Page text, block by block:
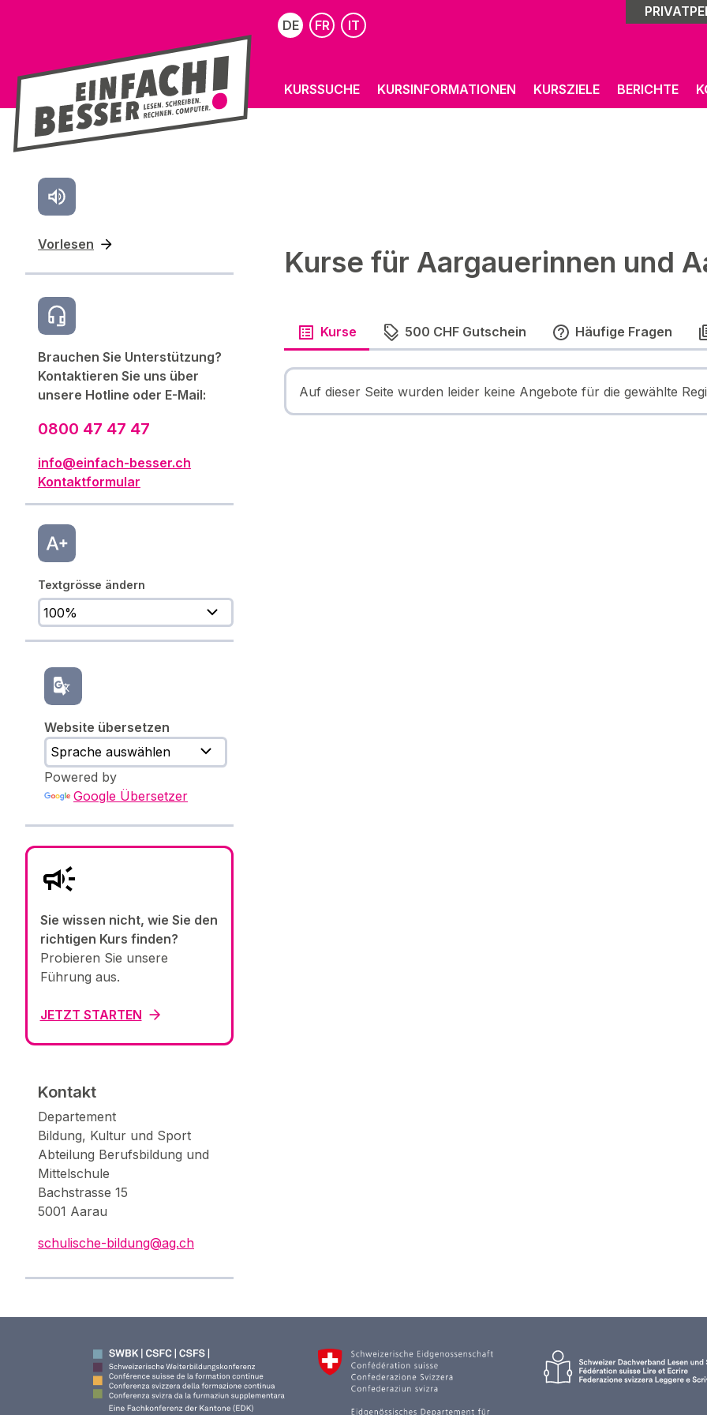
DE FR IT
KURSSUCHE KURSINFORMATIONEN KURSZIELE BERICHTE
Vorlesen
Kurse für Aargauerinnen und
Brauchen Sie Unterstützung?
Kontaktieren Sie uns über
unsere Hotline oder E-Mail:
0800 47 47 47
info@einfach-besser.ch
Kontaktformular
Textgrösse ändern
Website übersetzen
Powered by
Google Übersetzer
Sie wissen nicht, wie Sie den
richtigen Kurs finden?
Probieren Sie unsere
Führung aus.
JETZT STARTEN
Kontakt
Departement
Bildung, Kultur und Sport
Abteilung Berufsbildung und
Mittelschule
Bachstrasse 15
5001 Aarau
schulische-bildung@ag.ch
Kurse 500 CHF Gutschein Häufige Fragen
Auf dieser Seite wurden leider keine Angebote für die gewählte